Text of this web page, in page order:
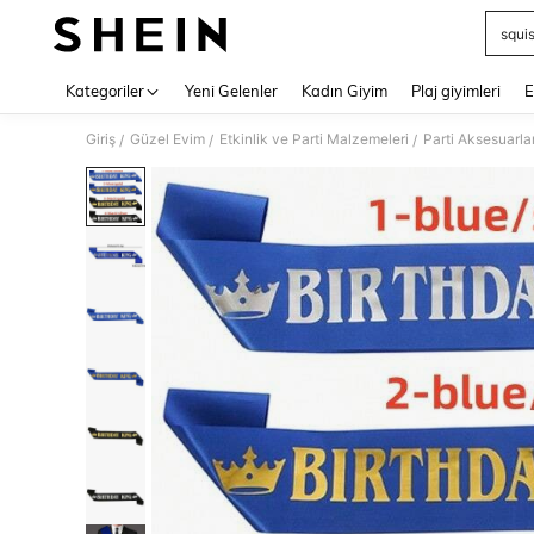
Kategoriler Yeni Gelenler Kadın Giyim Plaj giyimleri
Giriş / Güzel Evim / Etkinlik ve Parti Malzemeleri / Parti